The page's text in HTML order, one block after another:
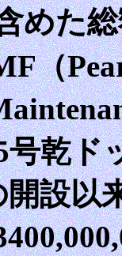
めた総
（
乾ド
開設以